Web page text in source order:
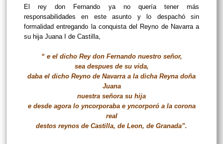
El rey don Fernando ya no quería tener más
responsabilidades en este asunto y lo despachó sin
formalidad entregando la conquista del Reyno de Navarra a
su hija Juana I de Castilla,
“ e el dicho Rey don Fernando nuestro señor,
sea despues de su vida,
daba el dicho Reyno de Navarra a la dicha Reyna doña
Juana
nuestra señora su hija
e desde agora lo yncorporaba e yncorporó a la corona
real
destos reynos de Castilla, de Leon, de Granada”.